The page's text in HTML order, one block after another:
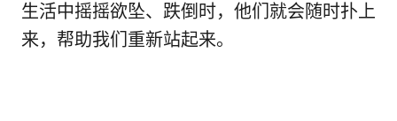
生活中摇摇欲坠、跌倒时，他们就会随时扑上
来，帮助我们重新站起来。